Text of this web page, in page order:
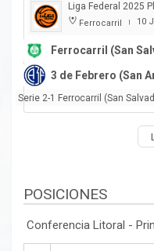
Liga Federal 2025
Ferrocarril | 10
Ferrocarril (San
3 de Febrero (San
Serie 2-1 Ferrocarril (San
POSICIONES
Conferencia Litoral -